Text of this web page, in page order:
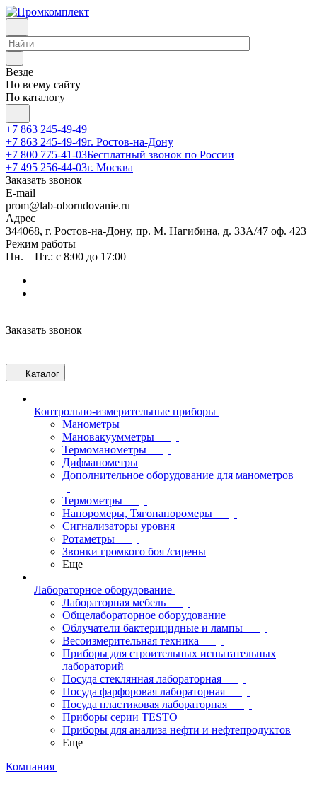
Везде
По всему сайту
По каталогу
+7 863 245-49-49
+7 863 245-49-49г. Ростов-на-Дону
+7 800 775-41-03Бесплатный звонок по России
+7 495 256-44-03г. Москва
Заказать звонок
E-mail
prom@lab-oborudovanie.ru
Адрес
344068, г. Ростов-на-Дону, пр. М. Нагибина, д. 33А/47 оф. 423
Режим работы
Пн. – Пт.: с 8:00 до 17:00
Заказать звонок
Каталог
Контрольно-измерительные приборы
Манометры
Мановакуумметры
Термоманометры
Дифманометры
Дополнительное оборудование для манометров
Термометры
Напоромеры, Тягонапоромеры
Сигнализаторы уровня
Ротаметры
Звонки громкого боя /сирены
Еще
Лабораторное оборудование
Лабораторная мебель
Общелабораторное оборудование
Облучатели бактерицидные и лампы
Весоизмерительная техника
Приборы для строительных испытательных
лабораторий
Посуда стеклянная лабораторная
Посуда фарфоровая лабораторная
Посуда пластиковая лабораторная
Приборы серии TESTO
Приборы для анализа нефти и нефтепродуктов
Еще
Компания